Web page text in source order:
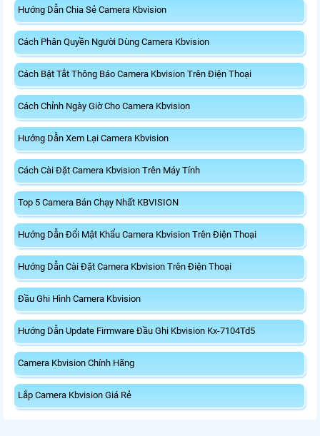
Hướng Dẫn Chia Sẻ Camera Kbvision
Cách Phân Quyền Người Dùng Camera Kbvision
Cách Bật Tắt Thông Báo Camera Kbvision Trên Điện Thoại
Cách Chỉnh Ngày Giờ Cho Camera Kbvision
Hướng Dẫn Xem Lại Camera Kbvision
Cách Cài Đặt Camera Kbvision Trên Máy Tính
Top 5 Camera Bán Chạy Nhất KBVISION
Hướng Dẫn Đổi Mật Khẩu Camera Kbvision Trên Điện Thoại
Hướng Dẫn Cài Đặt Camera Kbvision Trên Điện Thoại
Đầu Ghi Hình Camera Kbvision
Hướng Dẫn Update Firmware Đầu Ghi Kbvision Kx-7104Td5
Camera Kbvision Chính Hãng
Lắp Camera Kbvision Giá Rẻ